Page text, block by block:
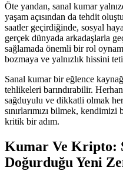
Öte yandan, sanal kumar
yaşam açısından da tehdit
saatler geçirdiğinde, sosyal
gerçek dünyada arkadaşlarla
sağlamada önemli bir rol
bozmaya ve yalnızlık hissini
Sanal kumar bir eğlence
tehlikeleri barındırabilir.
sağduyulu ve dikkatli olmak
sınırlarımızı bilmek,
kritik bir adım.
Kumar Ve Kripto:
Doğurduğu Yeni